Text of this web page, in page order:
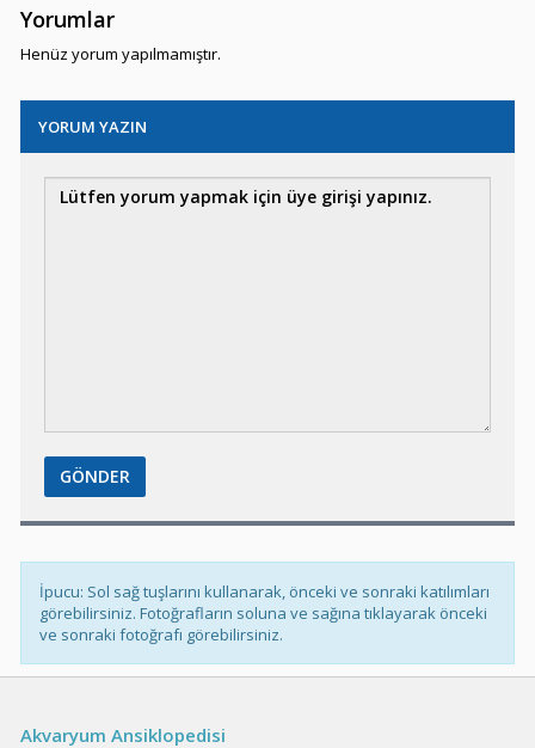
Apistogramma
macmasteri
cacatuoides
Yorumlar
Henüz yorum yapılmamıştır.
YORUM YAZIN
İpucu: Sol sağ tuşlarını kullanarak, önceki ve sonraki katılımları
görebilirsiniz. Fotoğrafların soluna ve sağına tıklayarak önceki
ve sonraki fotoğrafı görebilirsiniz.
Akvaryum Ansiklopedisi